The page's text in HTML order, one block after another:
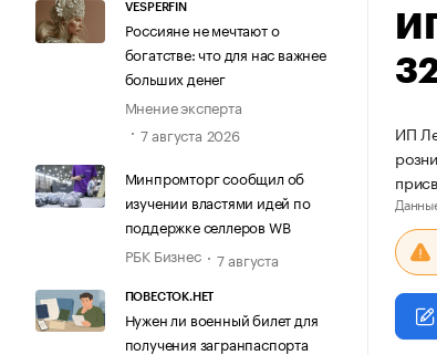
VESPERFIN
Россияне не мечтают о
богатстве: что для нас важнее
больших денег
Мнение эксперта
7 августа 2026
Минпромторг сообщил об
изучении властями идей по
поддержке селлеров WB
РБК Бизнес
7 августа
ПОВЕСТОК.НЕТ
Нужен ли военный билет для
получения загранпаспорта
ИП